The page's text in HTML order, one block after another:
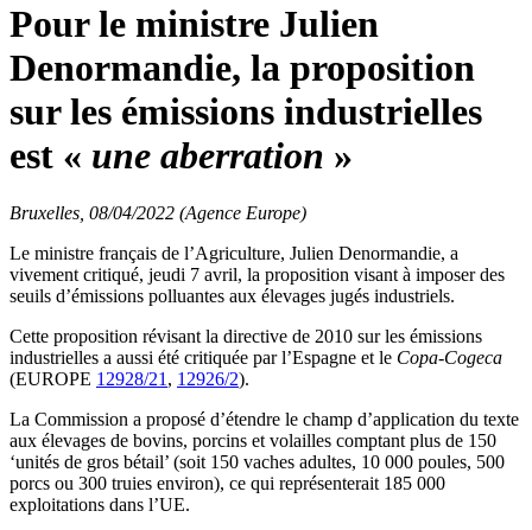
Pour le ministre Julien
Denormandie, la proposition
sur les émissions industrielles
est « une aberration »
Bruxelles, 08/04/2022 (Agence Europe)
Le ministre français de l’Agriculture, Julien Denormandie, a
vivement critiqué, jeudi 7 avril, la proposition visant à imposer des
seuils d’émissions polluantes aux élevages jugés industriels.
Cette proposition révisant la directive de 2010 sur les émissions
industrielles a aussi été critiquée par l’Espagne et le Copa-Cogeca
(EUROPE 12928/21 , 12926/2).
La Commission a proposé d’étendre le champ d’application du texte
aux élevages de bovins, porcins et volailles comptant plus de 150
‘unités de gros bétail’ (soit 150 vaches adultes, 10 000 poules, 500
porcs ou 300 truies environ), ce qui représenterait 185 000
exploitations dans l’UE.